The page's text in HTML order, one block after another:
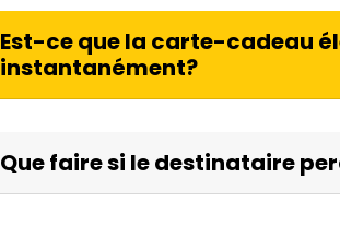
Est-ce que la carte-cadeau
instantanément?
Que faire si le destinataire